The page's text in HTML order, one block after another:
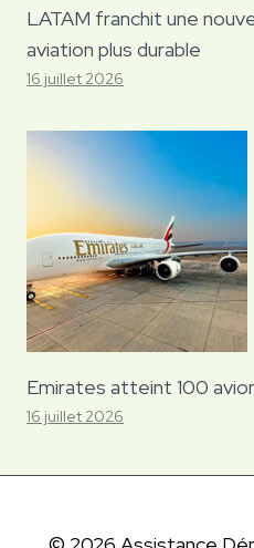
LATAM franchit une
aviation plus durable
16 juillet 2026
Emirates atteint 100
16 juillet 2026